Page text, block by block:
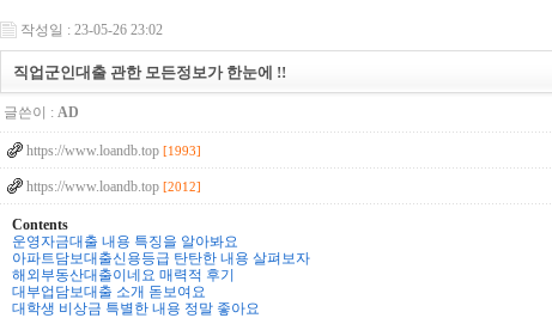
작성일 : 23-05-26 23:02
직업군인대출 관한 모든정보가 한눈에 !!
글쓴이 : AD
https://www.loandb.top [1993]
https://www.loandb.top [2012]
Contents
운영자금대출 내용 특징을 알아봐요
아파트담보대출신용등급 탄탄한 내용 살펴보자
해외부동산대출이네요 매력적 후기
대부업담보대출 소개 돋보여요
대학생 비상금 특별한 내용 정말 좋아요